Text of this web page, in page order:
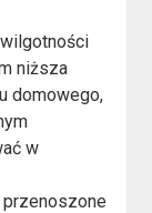
niższa
domowego,
w